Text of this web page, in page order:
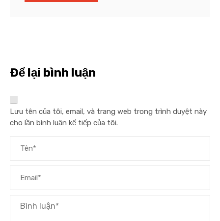
Để lại bình luận
Lưu tên của tôi, email, và trang web trong trình duyệt này
cho lần bình luận kế tiếp của tôi.